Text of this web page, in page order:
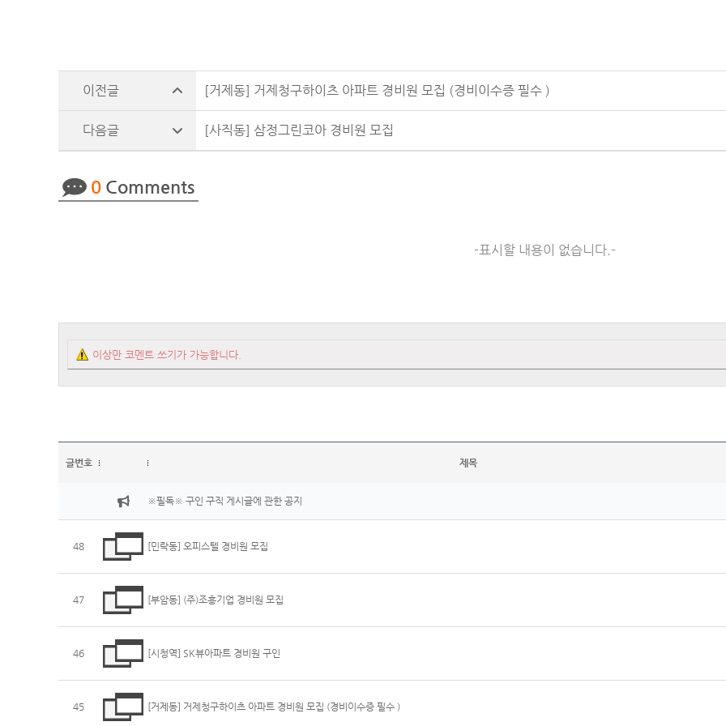
[거제동] 거제청구하이츠 아파트 경비원 모집 (경비이수증 필수 )
[사직동] 삼정그린코아 경비원 모집
0 Comments
-표시할 내용이 없습니다.-
이상만 코멘트 쓰기가 가능합니다.
글번호 제목
※필독※ 구인 구직 게시글에 관한 공지
48 [민락동] 오피스텔 경비원 모집
47 [부암동] (주)조흥기업 경비원 모집
46 [시청역] SK뷰아파트 경비원 구인
45 [거제동] 거제청구하이츠 아파트 경비원 모집 (경비이수증 필수 )